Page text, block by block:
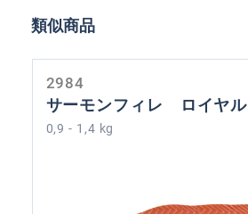
Skip product gallery
類似商品
2984
サーモンフィレ ロイヤル
0,9 - 1,4 kg